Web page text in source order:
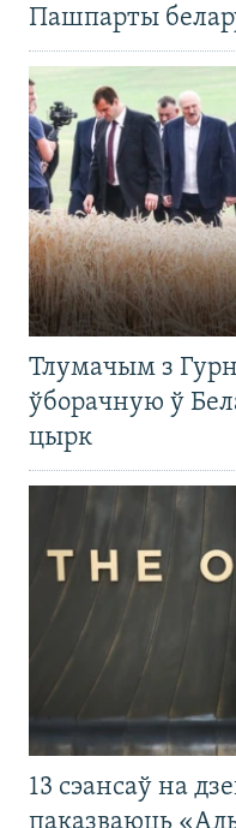
Пашпарты
Тлумачым з
ўборачную ў
цырк
13 сэансаў на